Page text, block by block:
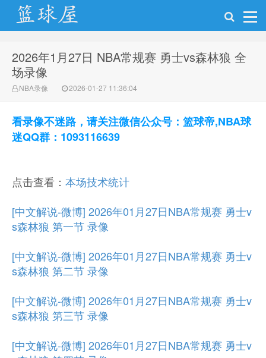
NBA录像网
2026年1月27日 NBA常规赛 勇士vs森林狼 全
场录像
NBA录像 2026-01-27 11:36:04
看录像不迷路，请关注微信公众号：篮球帝,NBA球
迷QQ群：1093116639
点击查看： 本场技术统计
[中文解说-微博] 2026年01月27日NBA常规赛 勇士v
s森林狼 第一节 录像
[中文解说-微博] 2026年01月27日NBA常规赛 勇士v
s森林狼 第二节 录像
[中文解说-微博] 2026年01月27日NBA常规赛 勇士v
s森林狼 第三节 录像
[中文解说-微博] 2026年01月27日NBA常规赛 勇士v